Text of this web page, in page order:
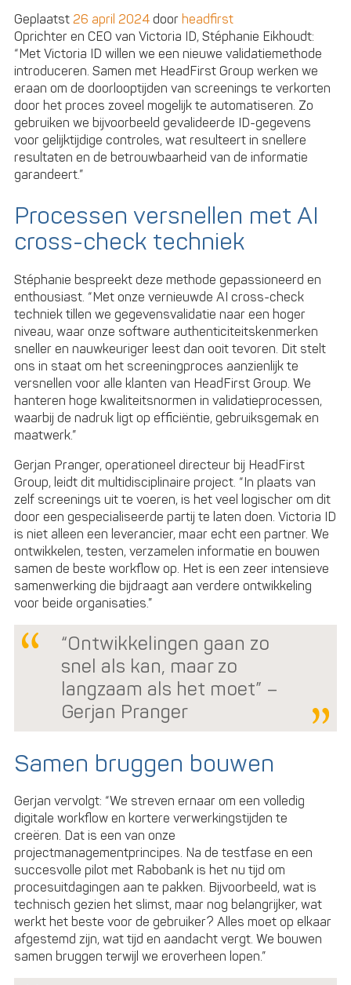
doorgebroken
binnen
HR
Geplaatst 26 april 2024 door headfirst
Oprichter en CEO van Victoria ID, Stéphanie Eikhoudt:
“Met Victoria ID willen we een nieuwe validatiemethode
introduceren. Samen met HeadFirst Group werken we
eraan om de doorlooptijden van screenings te verkorten
door het proces zoveel mogelijk te automatiseren. Zo
gebruiken we bijvoorbeeld gevalideerde ID-gegevens
voor gelijktijdige controles, wat resulteert in snellere
resultaten en de betrouwbaarheid van de informatie
garandeert.”
Processen versnellen met AI
cross-check techniek
Stéphanie bespreekt deze methode gepassioneerd en
enthousiast. “Met onze vernieuwde AI cross-check
techniek tillen we gegevensvalidatie naar een hoger
niveau, waar onze software authenticiteitskenmerken
sneller en nauwkeuriger leest dan ooit tevoren. Dit stelt
ons in staat om het screeningproces aanzienlijk te
versnellen voor alle klanten van HeadFirst Group. We
hanteren hoge kwaliteitsnormen in validatieprocessen,
waarbij de nadruk ligt op efficiëntie, gebruiksgemak en
maatwerk.”
Gerjan Pranger, operationeel directeur bij HeadFirst
Group, leidt dit multidisciplinaire project. “In plaats van
zelf screenings uit te voeren, is het veel logischer om dit
door een gespecialiseerde partij te laten doen. Victoria ID
is niet alleen een leverancier, maar echt een partner. We
ontwikkelen, testen, verzamelen informatie en bouwen
samen de beste workflow op. Het is een zeer intensieve
samenwerking die bijdraagt aan verdere ontwikkeling
voor beide organisaties.”
“Ontwikkelingen gaan zo
snel als kan, maar zo
langzaam als het moet” –
Gerjan Pranger
Samen bruggen bouwen
Gerjan vervolgt: “We streven ernaar om een volledig
digitale workflow en kortere verwerkingstijden te
creëren. Dat is een van onze
projectmanagementprincipes. Na de testfase en een
succesvolle pilot met Rabobank is het nu tijd om
procesuitdagingen aan te pakken. Bijvoorbeeld, wat is
technisch gezien het slimst, maar nog belangrijker, wat
werkt het beste voor de gebruiker? Alles moet op elkaar
afgestemd zijn, wat tijd en aandacht vergt. We bouwen
samen bruggen terwijl we eroverheen lopen.”